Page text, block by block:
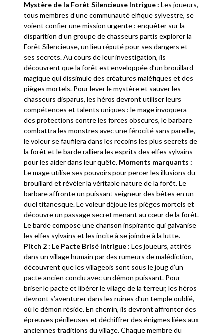
Mystère de la Forêt Silencieuse Intrigue : Les joueurs,
tous membres d’une communauté elfique sylvestre, se
voient confier une mission urgente : enquêter sur la
disparition d’un groupe de chasseurs partis explorer la
Forêt Silencieuse, un lieu réputé pour ses dangers et
ses secrets. Au cours de leur investigation, ils
découvrent que la forêt est enveloppée d’un brouillard
magique qui dissimule des créatures maléfiques et des
pièges mortels. Pour lever le mystère et sauver les
chasseurs disparus, les héros devront utiliser leurs
compétences et talents uniques : le mage invoquera
des protections contre les forces obscures, le barbare
combattra les monstres avec une férocité sans pareille,
le voleur se faufilera dans les recoins les plus secrets de
la forêt et le barde ralliera les esprits des elfes sylvains
pour les aider dans leur quête. Moments marquants :
Le mage utilise ses pouvoirs pour percer les illusions du
brouillard et révéler la véritable nature de la forêt. Le
barbare affronte un puissant seigneur des bêtes en un
duel titanesque. Le voleur déjoue les pièges mortels et
découvre un passage secret menant au cœur de la forêt.
Le barde compose une chanson inspirante qui galvanise
les elfes sylvains et les incite à se joindre à la lutte.
Pitch 2 : Le Pacte Brisé Intrigue : Les joueurs, attirés
dans un village humain par des rumeurs de malédiction,
découvrent que les villageois sont sous le joug d’un
pacte ancien conclu avec un démon puissant. Pour
briser le pacte et libérer le village de la terreur, les héros
devront s’aventurer dans les ruines d’un temple oublié,
où le démon réside. En chemin, ils devront affronter des
épreuves périlleuses et déchiffrer des énigmes liées aux
anciennes traditions du village. Chaque membre du